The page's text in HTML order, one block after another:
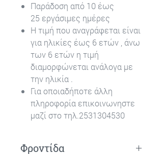
Παράδοση από 10 έως
25 εργάσιμες ημέρες
Η τιμή που αναγράφεται είναι
για ηλικίες έως 6 ετών , άνω
των 6 ετών η τιμή
διαμορφώνεται ανάλογα με
την ηλικία .
Για οποιαδήποτε άλλη
πληροφορία επικοινωνηστε
μαζί στο τηλ.2531304530
Φροντίδα